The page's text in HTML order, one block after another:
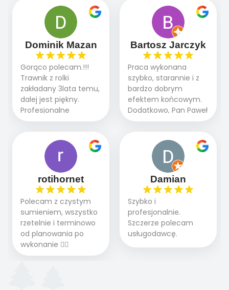
panowie wiedzą co
robią. Wszystko poszło
sprawnie i szybko.
Doradztwo w
pielęgnacji trawnika
teraz i na późniejszym
etapie jest dużym
plusem. Teraz razem
z dzieckiem i małym
pieskiem cieszymy się
pięknym trawnikiem :)
A trawa robi efekt
oczekiwaniami. Prace
przebiegały sprawnie
dzięki temu,że firma
działa kompleksowo :
ogrodnictwo,nawodnienie,
brukarstwo.Efekt
końcowy przerósł
nasze oczekiwania.
Polecamy tę firmę
wszystkim , którzy
marzą o pięknym
Dominik Mazan
Gorąco polecam.!!!
Trawnik z rolki
zakładany 3lata temu,
dalej jest piękny.
Profesjonalne
podejście do pracy,
2 zlecenia na rolkę.
Polecam.
Bartosz Jarczyk
Praca wykonana
szybko, starannie i z
bardzo dobrym
efektem końcowym.
Dodatkowo, Pan Paweł
chętnie udziela porad
rotihornet
Polecam z czystym
sumieniem, wszystko
rzetelnie i terminowo
od planowania po
wykonanie 👍🏻
Damian
Szybko i
profesjonalnie.
Szczerze polecam
usługodawcę.